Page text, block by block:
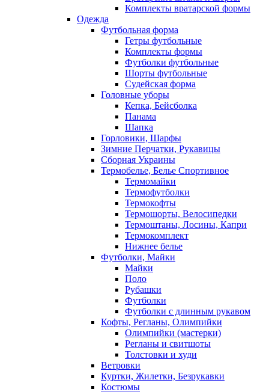
Комплекты вратарской формы
Одежда
Футбольная форма
Гетры футбольные
Комплекты формы
Футболки футбольные
Шорты футбольные
Судейская форма
Головные уборы
Кепка, Бейсболка
Панама
Шапка
Горловики, Шарфы
Зимние Перчатки, Рукавицы
Сборная Украины
Термобелье, Белье Спортивное
Термомайки
Термофутболки
Термокофты
Термошорты, Велосипедки
Термоштаны, Лосины, Капри
Термокомплект
Нижнее белье
Футболки, Майки
Майки
Поло
Рубашки
Футболки
Футболки с длинным рукавом
Кофты, Регланы, Олимпийки
Олимпийки (мастерки)
Регланы и свитшоты
Толстовки и худи
Ветровки
Куртки, Жилетки, Безрукавки
Костюмы